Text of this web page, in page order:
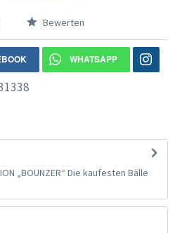
Bewerten
WHATSAPP
„BOUNZER“ Die kaufesten Bälle